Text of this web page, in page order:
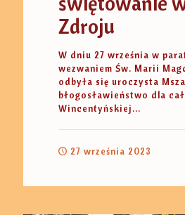
Zdroju
W dniu 27 września w
wezwaniem Św. Marii
odbyła się uroczysta
błogosławieństwo dla
Wincentyńskiej...
27 września 2023